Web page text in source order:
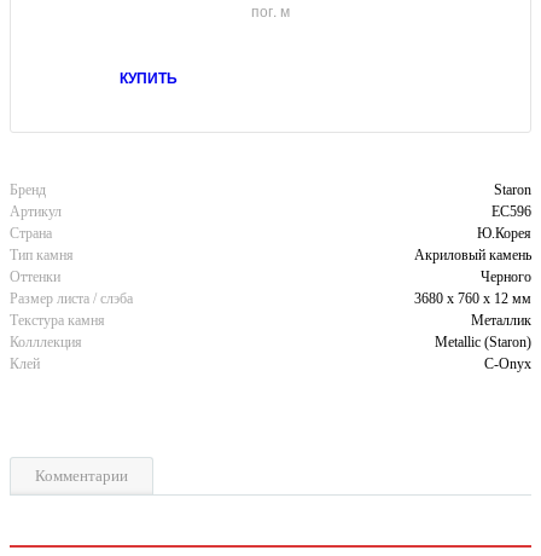
пог. м
КУПИТЬ
Бренд
Staron
Артикул
EC596
Страна
Ю.Корея
Тип камня
Акриловый камень
Оттенки
Черного
Размер листа / слэба
3680 x 760 x 12 мм
Текстура камня
Металлик
Колллекция
Metallic (Staron)
Клей
C-Onyx
Комментарии